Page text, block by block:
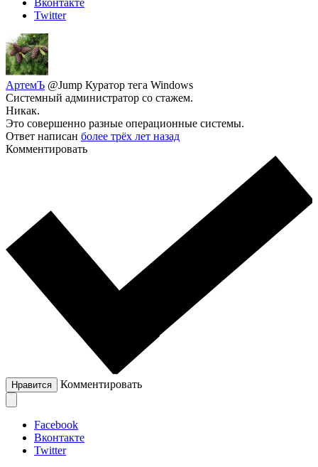
Вконтакте
Twitter
АртемЪ @Jump Куратор тега Windows
Системный администратор со стажем.
Никак.
Это совершенно разные операционные системы.
Ответ написан более трёх лет назад
Комментировать
Нравится Комментировать
Facebook
Вконтакте
Twitter